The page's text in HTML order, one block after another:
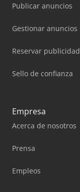
Publicar anuncios
Gestionar anuncios
Reservar publicidad
Sello de confianza
Empresa
Acerca de nosotros
Prensa
Empleos